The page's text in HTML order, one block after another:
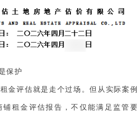
保护
金评估就是走个过场。但从实际案
铺租金评估报告，不仅能满足监管